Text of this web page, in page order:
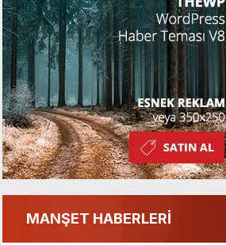
MANŞET HABERLERİ